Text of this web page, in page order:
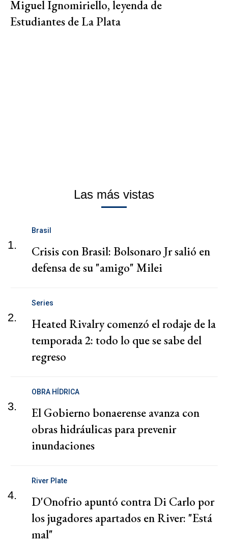
Miguel Ignomiriello, leyenda de
Estudiantes de La Plata
Las más vistas
1.
Brasil
Crisis con Brasil: Bolsonaro Jr salió en
defensa de su "amigo" Milei
2.
Series
Heated Rivalry comenzó el rodaje de la
temporada 2: todo lo que se sabe del
regreso
3.
OBRA HÍDRICA
El Gobierno bonaerense avanza con
obras hidráulicas para prevenir
inundaciones
4.
River Plate
D'Onofrio apuntó contra Di Carlo por
los jugadores apartados en River: "Está
mal"